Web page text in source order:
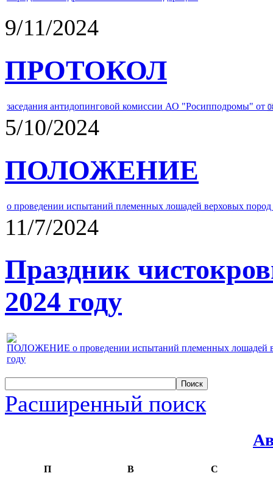
9/11/2024
ПРОТОКОЛ
заседания антидопинговой комиссии АО "Росипподромы" от
5/10/2024
ПОЛОЖЕНИЕ
о проведении испытаний племенных лошадей верховых
11/7/2024
Праздник
2024 году
ПОЛОЖЕНИЕ о проведении испытаний племенных лошадей
году
Расширенный поиск
П В С